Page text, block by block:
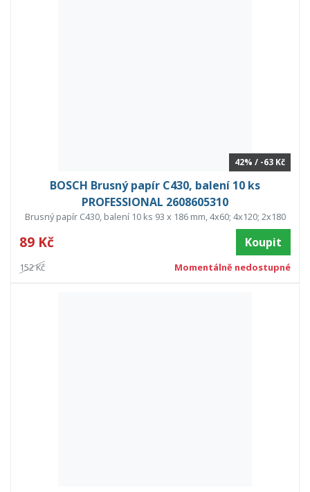
42% / -63 Kč
BOSCH Brusný papír C430, balení 10 ks
PROFESSIONAL 2608605310
Brusný papír C430, balení 10 ks 93 x 186 mm, 4x60; 4x120; 2x180
89 Kč Koupit
152 Kč Momentálně nedostupné